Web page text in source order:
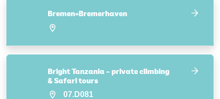
Bremen+Bremerhaven
Bright Tanzania – private climbing
& Safari tours
07.D081